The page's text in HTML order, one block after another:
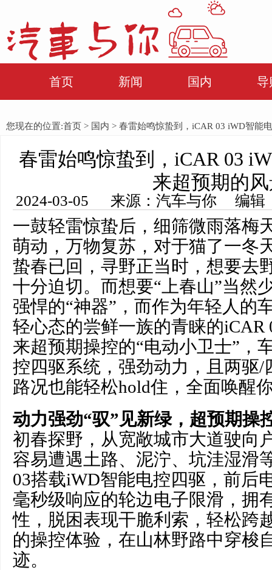
首页 新闻 国内 导
您现在的位置:首页 > 国内 > 春雷始鸣惊蛰到，iCAR 03 iWD智能
春雷始鸣惊蛰到，iCAR 03
来超预期的
2024-03-05 来源：汽车与你 编辑
一鼓轻雷惊蛰后，细筛微雨落梅
萌动，万物复苏，对于猫了一冬
蛰春已回，寻野正当时，想要去
十分迫切。而想要“上春山”当然
强悍的“神器”，而作为年轻人的
轻心态的尝鲜一族的青睐的iCAR
来超预期操控的“电动小卫士”，
控四驱系统，强劲动力，且两驱/
路况也能轻松hold住，全面唤醒
动力强劲“驭”见新绿，超预期操
初春探野，从宽敞城市大道驶向
容易遭遇土路、泥泞、坑洼湿滑
03搭载iWD智能电控四驱，前后
毫秒级响应的轮边电子限滑，拥
性，脱困表现干脆利索，轻松跨
的操控体验，在山林野路中穿梭
迹。